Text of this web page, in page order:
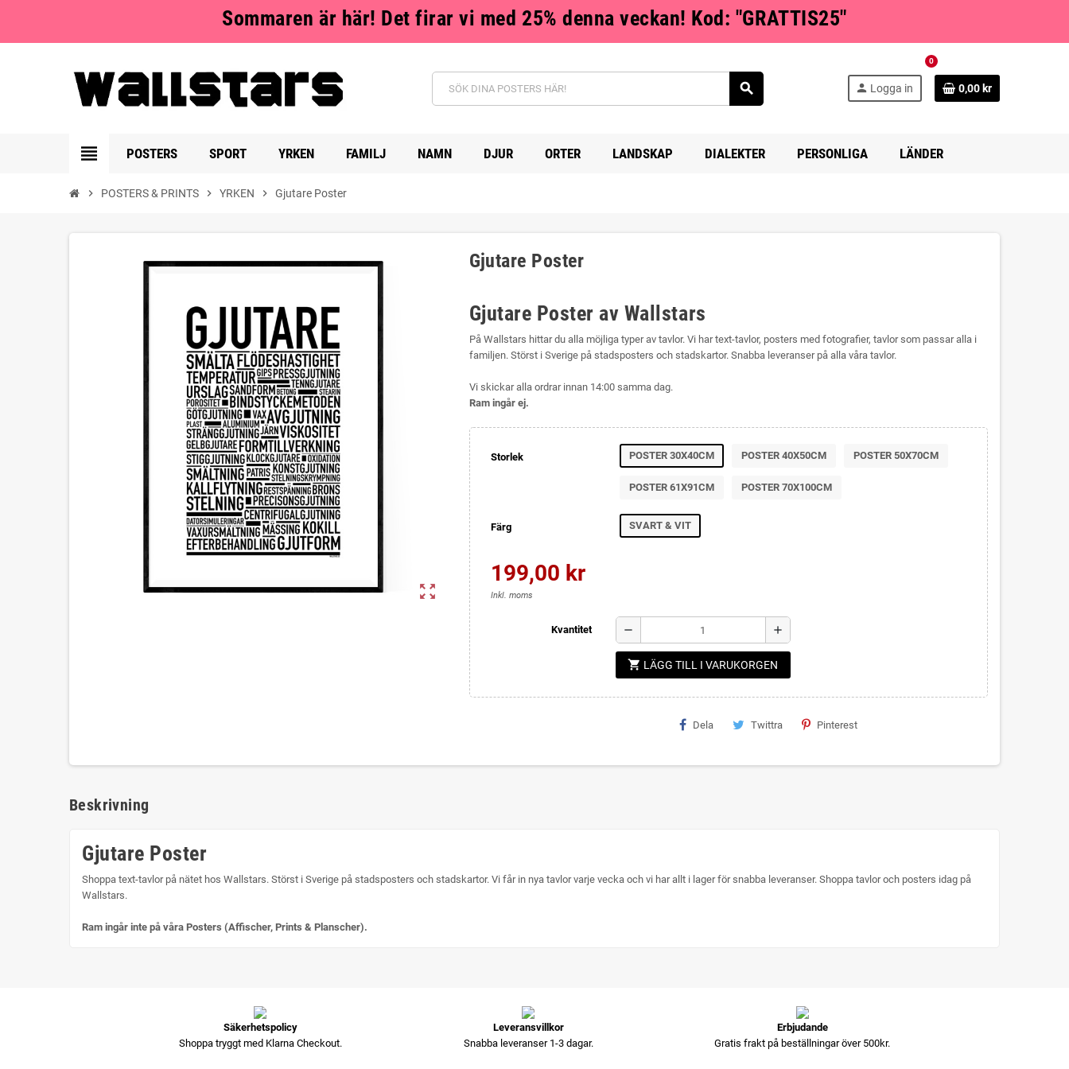
Sommaren är här! Det firar vi med 25% denna veckan! Kod: "GRATTIS25"
search person Logga in
0
0,00 kr
view_headline POSTERS SPORT YRKEN FAMILJ NAMN DJUR ORTER LANDSKAP DIALEKTER PERSONLIGA LÄNDER
chevron_right POSTERS & PRINTS chevron_right YRKEN chevron_right Gjutare Poster
zoom_out_map
Gjutare Poster
Gjutare Poster av Wallstars
På Wallstars hittar du alla möjliga typer av tavlor. Vi har text-tavlor, posters med fotografier, tavlor som passar alla i
familjen. Störst i Sverige på stadsposters och stadskartor. Snabba leveranser på alla våra tavlor.
Vi skickar alla ordrar innan 14:00 samma dag.
Ram ingår ej.
Storlek POSTER 30X40CM POSTER 40X50CM POSTER 50X70CM
POSTER 61X91CM POSTER 70X100CM
Färg SVART & VIT
199,00 kr
Inkl. moms
Kvantitet remove add
shopping_cart LÄGG TILL I VARUKORGEN
Dela Twittra Pinterest
Beskrivning
Gjutare Poster
Shoppa text-tavlor på nätet hos Wallstars. Störst i Sverige på stadsposters och stadskartor. Vi får in nya tavlor varje vecka och vi har allt i lager för snabba leveranser. Shoppa tavlor och posters idag på
Wallstars.
Ram ingår inte på våra Posters (Affischer, Prints & Planscher).
Säkerhetspolicy
Shoppa tryggt med Klarna Checkout.
Leveransvillkor
Snabba leveranser 1-3 dagar.
Erbjudande
Gratis frakt på beställningar över 500kr.